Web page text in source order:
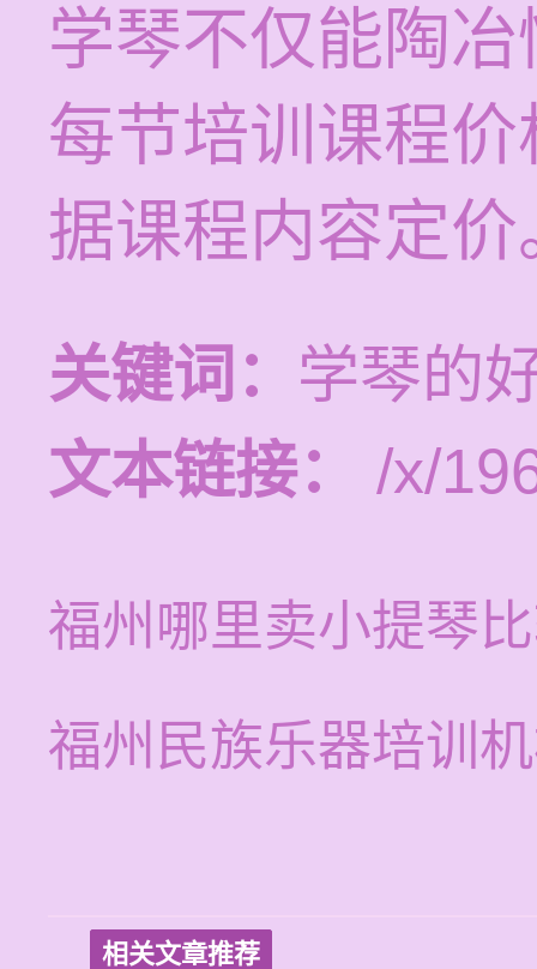
学琴不仅能陶
每节培训课程
据课程内容定价
关键词： 学琴的
文本链接：
/x/
福州哪里卖小提琴
福州民族乐器培训
相关文章推荐